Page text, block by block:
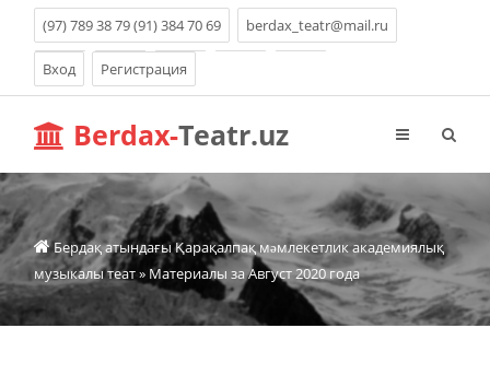
(97) 789 38 79 (91) 384 70 69 berdax_teatr@mail.ru
Вход Регистрация
Berdax-Teatr.uz
Бердақ атындағы Қарақалпақ мəмлекетлик академиялық
музыкалы теат» Материалы за Август 2020 года